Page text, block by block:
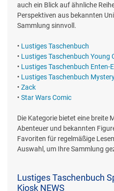
auch ein Blick auf ähnliche
Perspektiven aus bekannten
Sammlung sinnvoll.
• Lustiges Taschenbuch
• Lustiges Taschenbuch Young
• Lustiges Taschenbuch Enten-
• Lustiges Taschenbuch
• Zack
• Star Wars Comic
Die Kategorie bietet eine breite
Abenteuer und bekannten
Favoriten für regelmäßige
Auswahl, um Ihre Sammlung
Lustiges Taschenbuch
Kiosk NEWS